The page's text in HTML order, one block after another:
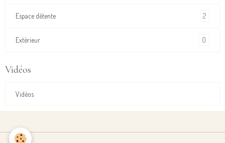
Espace détente 2
Extérieur 0
Vidéos
Vidéos